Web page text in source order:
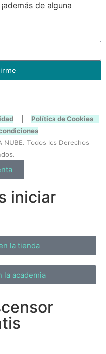
de alguna
Política de Cookies
NUBE. Todos los Derechos
iniciar
la tienda
la academia